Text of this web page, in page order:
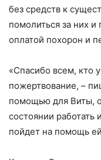
без средств к
помолиться за них
оплатой похорон и
«Спасибо всем, кто
пожертвование, –
помощью для Виты,
состоянии
пойдет на помощь